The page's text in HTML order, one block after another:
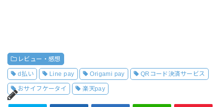
レビュー・感想
d払い Line pay Origami pay QRコード決済サービス
おサイフケータイ 楽天pay